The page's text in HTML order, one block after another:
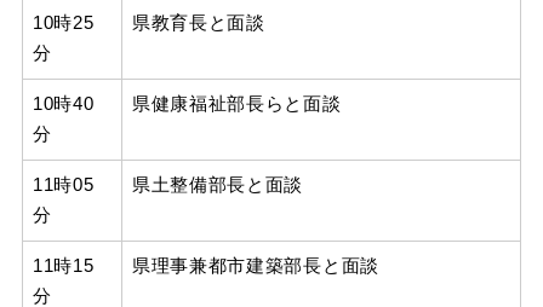
10時25
分
県教育長と面談
10時40
分
県健康福祉部長らと面談
11時05
分
県土整備部長と面談
11時15
分
県理事兼都市建築部長と面談